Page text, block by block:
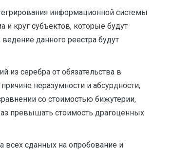
информационной системы
и круг субъектов, которые будут
данного реестра будут
серебра от обязательства в
неразумности и абсурдности,
со стоимостью бижутерии,
превышать стоимость драгоценных
всех сданных на опробование и